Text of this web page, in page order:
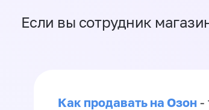
Если вы сотрудник
Как продавать на Озон -